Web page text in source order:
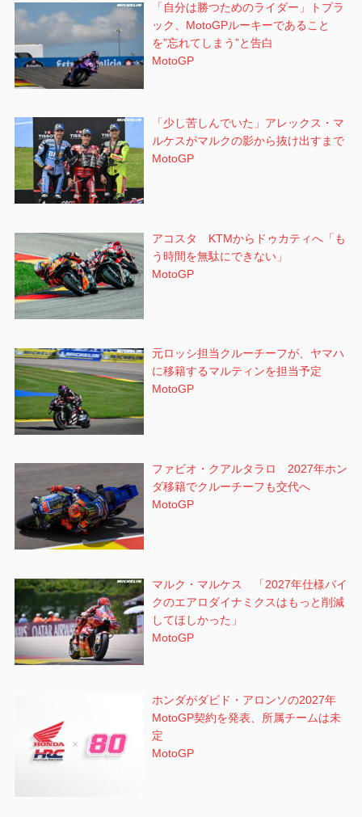
「自分は勝つためのライダー」トプラ
ック、MotoGPルーキーであること
を”忘れてしまう”と告白
MotoGP
「少し苦しんでいた」アレックス・マ
ルケスがマルクの影から抜け出すまで
MotoGP
アコスタ KTMからドゥカティへ「も
う時間を無駄にできない」
MotoGP
元ロッシ担当クルーチーフが、ヤマハ
に移籍するマルティンを担当予定
MotoGP
ファビオ・クアルタラロ 2027年ホン
ダ移籍でクルーチーフも交代へ
MotoGP
マルク・マルケス 「2027年仕様バイ
クのエアロダイナミクスはもっと削減
してほしかった」
MotoGP
ホンダがダビド・アロンソの2027年
MotoGP契約を発表、所属チームは未
定
MotoGP